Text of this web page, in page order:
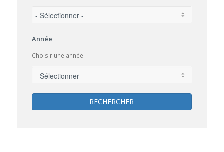
Année
Choisir une année
RECHERCHER